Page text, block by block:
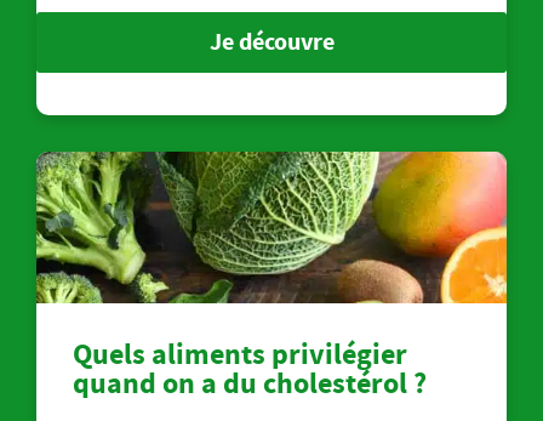
Je découvre
Quels aliments privilégier
quand on a du cholestérol ?